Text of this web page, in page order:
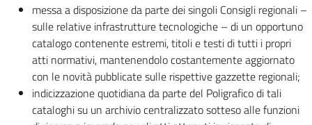
messa a disposizione da parte dei singoli Consigli regionali –
sulle relative infrastrutture tecnologiche – di un opportuno
catalogo contenente estremi, titoli e testi di tutti i propri
atti normativi, mantenendolo costantemente aggiornato
con le novità pubblicate sulle rispettive gazzette regionali;
indicizzazione quotidiana da parte del Poligrafico di tali
cataloghi su un archivio centralizzato sotteso alle funzioni